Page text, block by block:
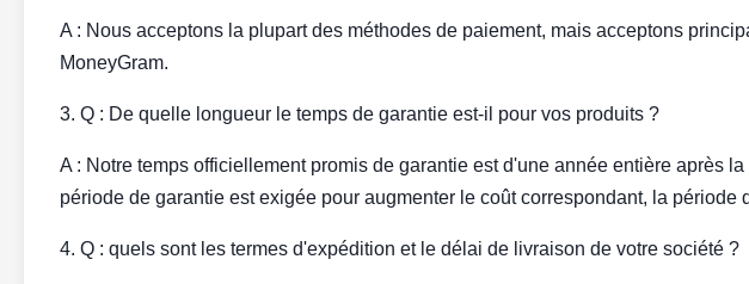
A : Nous acceptons la plupart des méthodes de paiement, mais acceptons
MoneyGram.
3. Q : De quelle longueur le temps de garantie est-il pour vos produits ?
A : Notre temps officiellement promis de garantie est d'une année entière après
période de garantie est exigée pour augmenter le coût correspondant, la période
4. Q : quels sont les termes d'expédition et le délai de livraison de votre société ?